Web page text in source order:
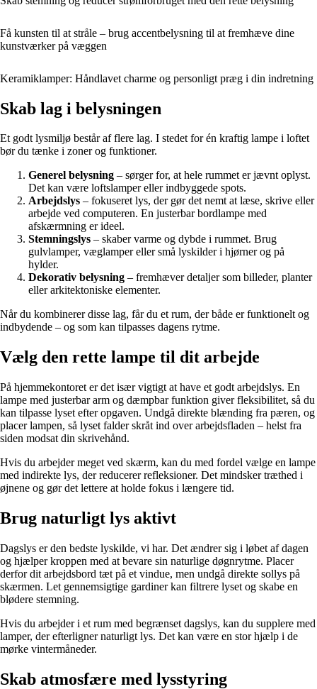
Få kunsten til at stråle – brug accentbelysning til at fremhæve dine
kunstværker på væggen
Keramiklamper: Håndlavet charme og personligt præg i din indretning
Skab lag i belysningen
Et godt lysmiljø består af flere lag. I stedet for én kraftig lampe i loftet
bør du tænke i zoner og funktioner.
Generel belysning – sørger for, at hele rummet er jævnt oplyst.
Det kan være loftslamper eller indbyggede spots.
Arbejdslys – fokuseret lys, der gør det nemt at læse, skrive eller
arbejde ved computeren. En justerbar bordlampe med
afskærmning er ideel.
Stemningslys – skaber varme og dybde i rummet. Brug
gulvlamper, væglamper eller små lyskilder i hjørner og på
hylder.
Dekorativ belysning – fremhæver detaljer som billeder, planter
eller arkitektoniske elementer.
Når du kombinerer disse lag, får du et rum, der både er funktionelt og
indbydende – og som kan tilpasses dagens rytme.
Vælg den rette lampe til dit arbejde
På hjemmekontoret er det især vigtigt at have et godt arbejdslys. En
lampe med justerbar arm og dæmpbar funktion giver fleksibilitet, så du
kan tilpasse lyset efter opgaven. Undgå direkte blænding fra pæren, og
placer lampen, så lyset falder skråt ind over arbejdsfladen – helst fra
siden modsat din skrivehånd.
Hvis du arbejder meget ved skærm, kan du med fordel vælge en lampe
med indirekte lys, der reducerer refleksioner. Det mindsker træthed i
øjnene og gør det lettere at holde fokus i længere tid.
Brug naturligt lys aktivt
Dagslys er den bedste lyskilde, vi har. Det ændrer sig i løbet af dagen
og hjælper kroppen med at bevare sin naturlige døgnrytme. Placer
derfor dit arbejdsbord tæt på et vindue, men undgå direkte sollys på
skærmen. Let gennemsigtige gardiner kan filtrere lyset og skabe en
blødere stemning.
Hvis du arbejder i et rum med begrænset dagslys, kan du supplere med
lamper, der efterligner naturligt lys. Det kan være en stor hjælp i de
mørke vintermåneder.
Skab atmosfære med lysstyring